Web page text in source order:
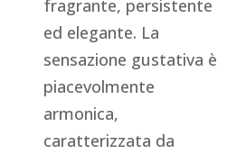
fragrante, persistente
ed elegante. La
sensazione gustativa è
piacevolmente
armonica,
caratterizzata da